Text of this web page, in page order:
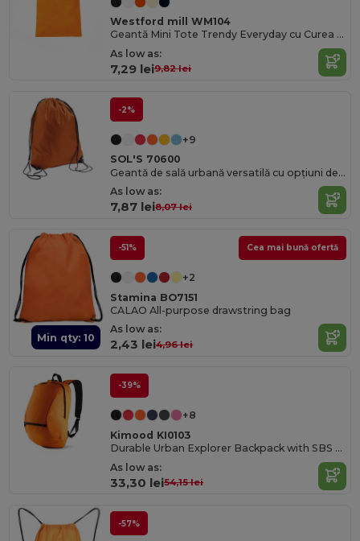
Westford mill WM104
Geantă Mini Tote Trendy Everyday cu Curea de Umăr
As low as:
7,29 lei9,82 lei
-2%
+9
SOL'S 70600
Geantă de sală urbană versatilă cu opțiuni de personalizare
As low as:
7,87 lei8,07 lei
Min qty: 10
-51% Cea mai bună ofertă
+2
Stamina BO7151
CALAO All-purpose drawstring bag
As low as:
2,43 lei4,96 lei
-39%
+8
Kimood KI0103
Durable Urban Explorer Backpack with SBS Zippers
As low as:
33,30 lei54,15 lei
-57%